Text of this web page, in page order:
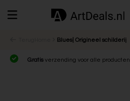
Blues| Origineel schilderij
Gratis verzending voor alle producten